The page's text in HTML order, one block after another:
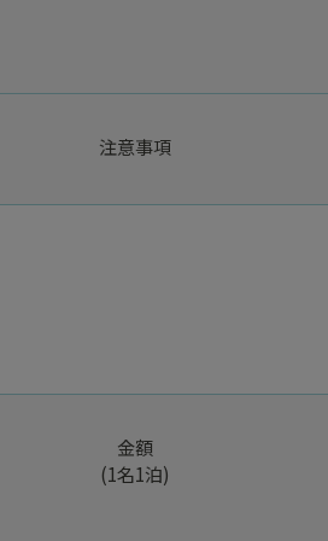
注意事項
金額
(1名1泊)